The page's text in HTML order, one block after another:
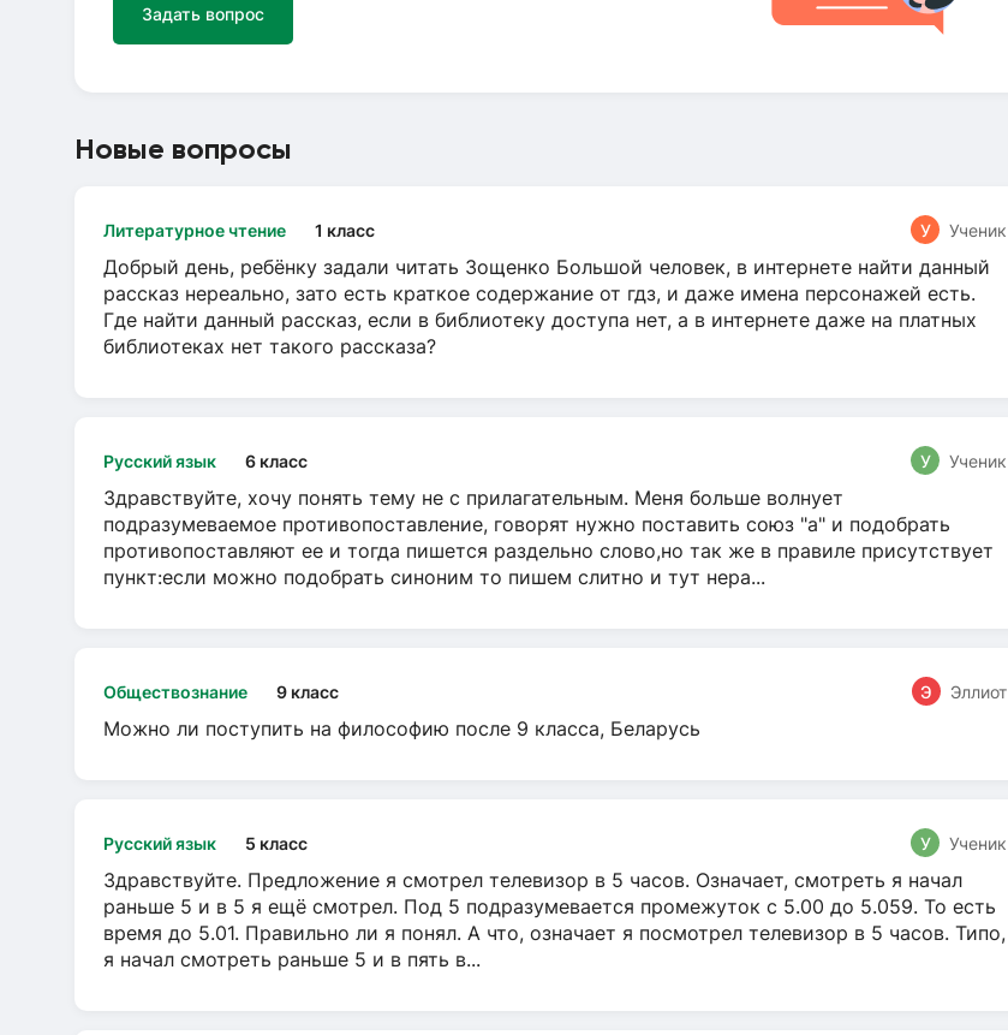
Задать вопрос
Новые вопросы
Литературное чтение 1 класс У Ученик
Добрый день, ребёнку задали читать Зощенко Большой человек, в интернете найти данный
рассказ нереально, зато есть краткое содержание от гдз, и даже имена персонажей есть.
Где найти данный рассказ, если в библиотеку доступа нет, а в интернете даже на платных
библиотеках нет такого рассказа?
Русский язык 6 класс У Ученик
Здравствуйте, хочу понять тему не с прилагательным. Меня больше волнует
подразумеваемое противопоставление, говорят нужно поставить союз "а" и подобрать
противопоставляют ее и тогда пишется раздельно слово,но так же в правиле присутствует
пункт:если можно подобрать синоним то пишем слитно и тут нера...
Обществознание 9 класс Э Эллиот
Можно ли поступить на философию после 9 класса, Беларусь
Русский язык 5 класс У Ученик
Здравствуйте. Предложение я смотрел телевизор в 5 часов. Означает, смотреть я начал
раньше 5 и в 5 я ещё смотрел. Под 5 подразумевается промежуток с 5.00 до 5.059. То есть
время до 5.01. Правильно ли я понял. А что, означает я посмотрел телевизор в 5 часов. Типо,
я начал смотреть раньше 5 и в пять в...